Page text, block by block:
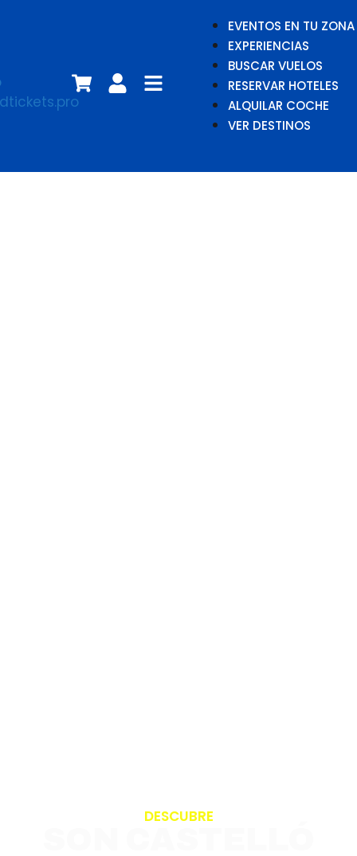
EVENTOS EN TU ZONA
EXPERIENCIAS
BUSCAR VUELOS
RESERVAR HOTELES
ALQUILAR COCHE
VER DESTINOS
DESCUBRE